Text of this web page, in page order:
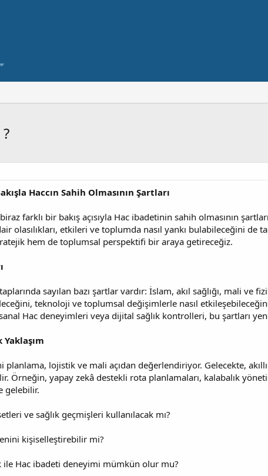
Haccın Sahih Olmasının Şartları
farklı bir bakış açısıyla Hac ibadetinin sahih olmasının
olasılıkları, etkileri ve toplumda nasıl yankı bulabileceğini de
hem de toplumsal perspektifi bir araya getireceğiz.
sayılan bazı şartlar vardır: İslam, akıl sağlığı, mali ve
teknoloji ve toplumsal değişimlerle nasıl
Hac deneyimleri veya dijital sağlık kontrolleri, bu şartları
lojistik ve mali açıdan değerlendiriyor. Gelecekte,
Örneğin, yapay zekâ destekli rota planlamaları, kalabalık
gelebilir.
ve sağlık geçmişleri kullanılacak mı?
kişiselleştirebilir mi?
ile Hac ibadeti deneyimi mümkün olur mu?